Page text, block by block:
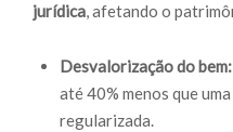
jurídica, afetando o
Desvalorização do bem:
até 40% menos que
regularizada.